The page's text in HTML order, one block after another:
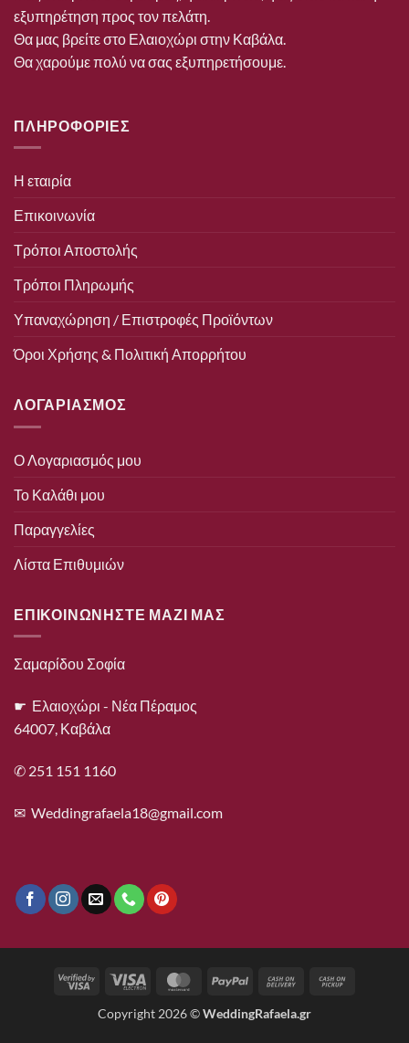
εξυπηρέτηση προς τον πελάτη.
Θα μας βρείτε στο Ελαιοχώρι στην Καβάλα.
Θα χαρούμε πολύ να σας εξυπηρετήσουμε.
ΠΛΗΡΟΦΟΡΙΕΣ
Η εταιρία
Επικοινωνία
Τρόποι Αποστολής
Τρόποι Πληρωμής
Υπαναχώρηση / Επιστροφές Προϊόντων
Όροι Χρήσης & Πολιτική Απορρήτου
ΛΟΓΑΡΙΑΣΜΟΣ
Ο Λογαριασμός μου
Το Καλάθι μου
Παραγγελίες
Λίστα Επιθυμιών
ΕΠΙΚΟΙΝΩΝΗΣΤΕ ΜΑΖΙ ΜΑΣ
Σαμαρίδου Σοφία
☛ Ελαιοχώρι - Νέα Πέραμος
64007, Καβάλα
✆ 251 151 1160
✉ Weddingrafaela18@gmail.com
Visa
Visa
MasterCardPayPal
Cash
Delivery
Copyright 2026 ©WeddingRafaela.gr